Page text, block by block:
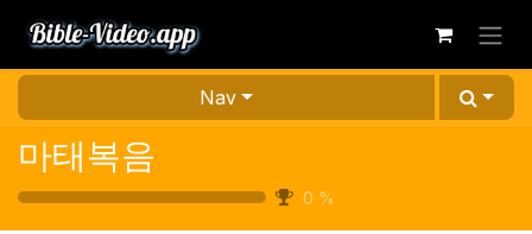
Nav
마태복음
0 %